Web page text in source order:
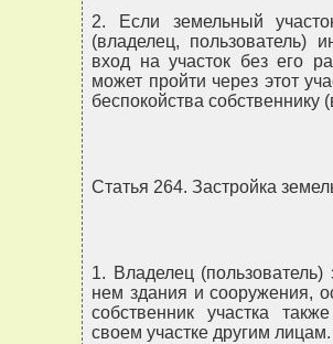
2. Если земельный
(владелец, пользователь)
вход на участок без его
может пройти через этот
беспокойства собственнику
Статья 264. Застройка
1. Владелец (пользователь)
нем здания и сооружения,
собственник участка
своем участке другим